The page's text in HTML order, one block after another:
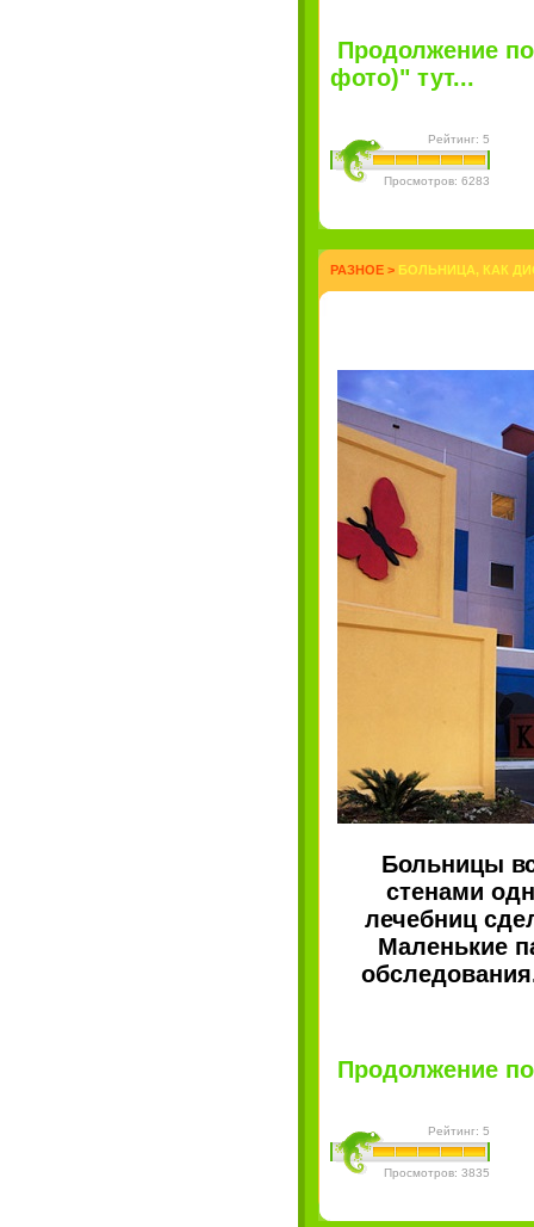
Продолжение
фото)" тут...
Рейтинг: 5
Просмотров: 6283
РАЗНОЕ > БОЛЬНИЦА, КАК
Больницы
стенами
лечебниц
Маленькие
Продолжение
Рейтинг: 5
Просмотров: 3835